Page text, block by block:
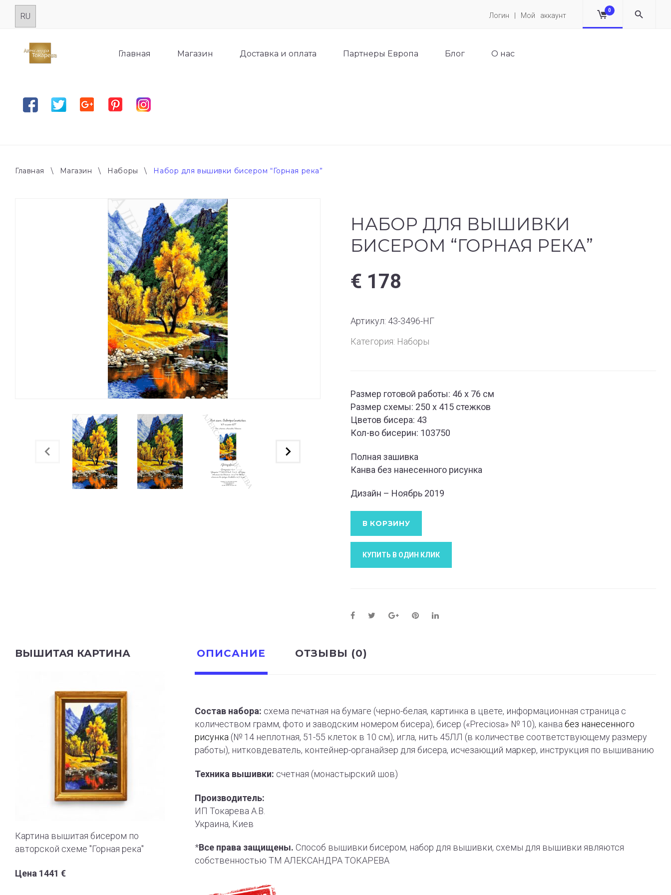
Skip
Логин | Мой аккаунт
0
FacebookTwitterGoogle plus PinterestInstagram
Главная Магазин Доставка и оплата Партнеры Европа Блог О нас
Главная \ Магазин \ Наборы \ Набор для вышивки бисером “Горная река”
НАБОР ДЛЯ ВЫШИВКИ
БИСЕРОМ “ГОРНАЯ РЕКА”
€ 178
Артикул: 43-3496-НГ
Категория: Наборы
Размер готовой работы: 46 х 76 см
Размер схемы: 250 х 415 стежков
Цветов бисера: 43
Кол-во бисерин: 103750
Полная зашивка
Канва без нанесенного рисунка
Дизайн – Ноябрь 2019
В КОРЗИНУ
КУПИТЬ В ОДИН КЛИК
ОПИСАНИЕ ОТЗЫВЫ (0)
Состав набора: схема печатная на бумаге (черно-белая, картинка в цвете, информационная страница с
количеством грамм, фото и заводским номером бисера), бисер («Preciosa» № 10), канва без нанесенного
рисунка (№ 14 неплотная, 51-55 клеток в 10 см), игла, нить 45ЛЛ (в количестве соответствующему размеру
работы), нитковдеватель, контейнер-органайзер для бисера, исчезающий маркер, инструкция по вышиванию
Техника вышивки: счетная (монастырский шов)
Производитель:
ИП Токарева А.В.
Украина, Киев
*Все права защищены. Способ вышивки бисером, набор для вышивки, схемы для вышивки являются
собственностью ТМ АЛЕКСАНДРА ТОКАРЕВА
ВЫШИТАЯ КАРТИНА
Картина вышитая бисером по
авторской схеме "Горная река"
Цена 1441 €